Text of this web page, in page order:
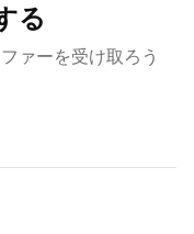
る
ァーを受け取ろう